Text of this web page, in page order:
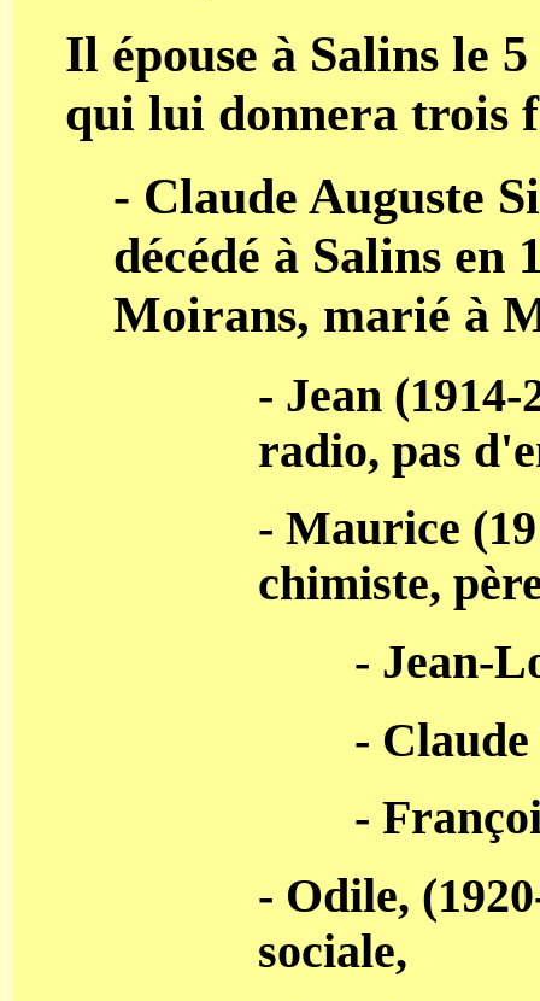
Il épouse à Salins le
qui lui donnera trois
- Claude Auguste
décédé à Salins en
Moirans, marié à
- Jean
radio, pas
- Maurice
chimiste,
- Jean-
- Claude
-
- Odile,
sociale,